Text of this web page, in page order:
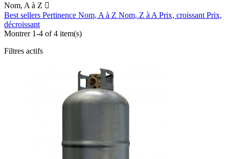
Nom, A à Z 
Best sellers Pertinence Nom, A à Z Nom, Z à A Prix, croissant Prix,
décroissant
Montrer 1-4 of 4 item(s)
Filtres actifs